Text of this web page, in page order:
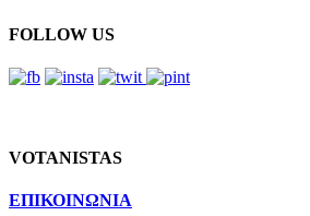
FOLLOW US
VOTANISTAS
ΕΠΙΚΟΙΝΩΝΙΑ